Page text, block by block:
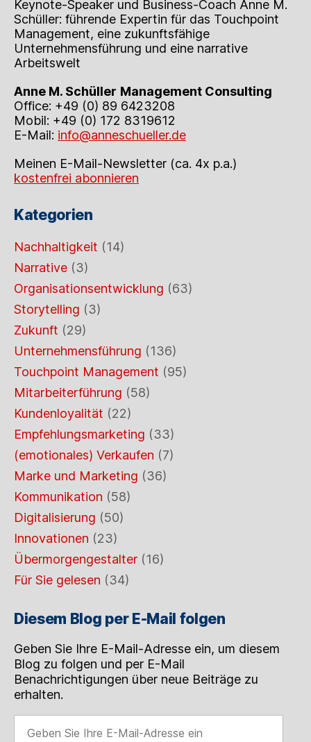
Keynote-Speaker und Business-Coach Anne M.
Schüller: führende Expertin für das Touchpoint
Management, eine zukunftsfähige
Unternehmensführung und eine narrative
Arbeitswelt
Anne M. Schüller Management Consulting
Office: +49 (0) 89 6423208
Mobil: +49 (0) 172 8319612
E-Mail: info@anneschueller.de
Meinen E-Mail-Newsletter (ca. 4x p.a.)
kostenfrei abonnieren
Kategorien
Nachhaltigkeit (14)
Narrative (3)
Organisationsentwicklung (63)
Storytelling (3)
Zukunft (29)
Unternehmensführung (136)
Touchpoint Management (95)
Mitarbeiterführung (58)
Kundenloyalität (22)
Empfehlungsmarketing (33)
(emotionales) Verkaufen (7)
Marke und Marketing (36)
Kommunikation (58)
Digitalisierung (50)
Innovationen (23)
Übermorgengestalter (16)
Für Sie gelesen (34)
Diesem Blog per E-Mail folgen
Geben Sie Ihre E-Mail-Adresse ein, um diesem
Blog zu folgen und per E-Mail
Benachrichtigungen über neue Beiträge zu
erhalten.
Sie